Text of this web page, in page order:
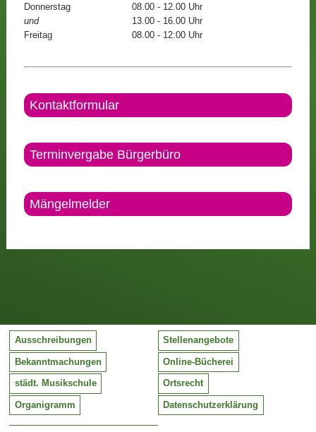
Donnerstag
08.00 - 12.00 Uhr
und
13.00 - 16.00 Uhr
Freitag
08.00 - 12:00 Uhr
Kontaktformular
Terminvergabe Bürgerbüro
Mängelmelder
Ausschreibungen Stellenangebote
Bekanntmachungen Online-Bücherei
städt. Musikschule Ortsrecht
Organigramm Datenschutzerklärung